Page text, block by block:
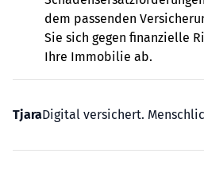
dem passenden
Sie sich gegen finanzielle
Ihre Immobilie ab.
TjaraDigital versichert.